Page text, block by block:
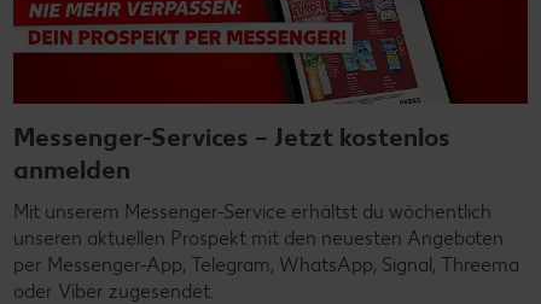
Messenger-Services – Jetzt kostenlos
anmelden
Mit unserem Messenger-Service erhältst du wöchentlich
unseren aktuellen Prospekt mit den neuesten Angeboten
per Messenger-App, Telegram, WhatsApp, Signal, Threema
oder Viber zugesendet.